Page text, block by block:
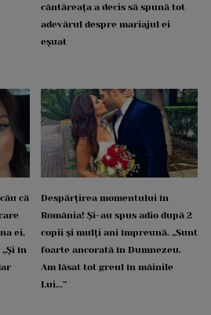
cântăreața a decis să spună tot
adevărul despre mariajul ei
eșuat
că
ei,
în
Despărțirea momentului în
România! Și-au spus adio după 2
copii și mulți ani împreună. „Sunt
foarte ancorată în Dumnezeu.
Am lăsat tot greul în mâinile
Lui...”